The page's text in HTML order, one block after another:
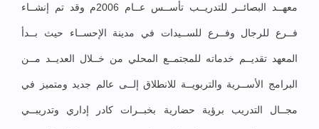
معهــد البصائــر للتدريــب تأســس عــام 2006م وقد تم إنشــاء
فــرع للرجال وفــرع للســيدات في مدينة الإحســاء حيث بــدأ
المعهد تقديــم خدماته للمجتمــع المحلي من خــلال العديــد مــن
البرامج الأســرية والتربويــة للانطلاق إلــى عالم جديد ومتميز في
مجــال التدريب برؤية حضارية بخبــرات كادر إداري وتدريبــي